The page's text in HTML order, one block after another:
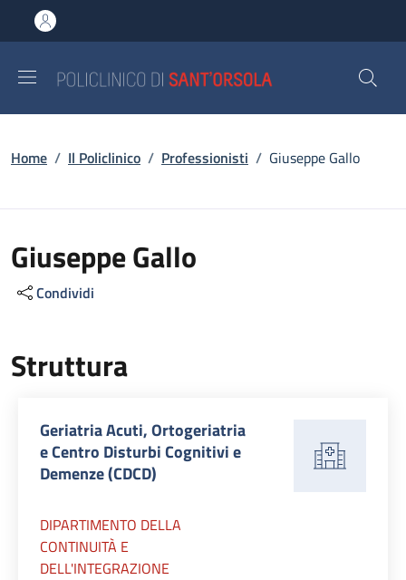
al contenuto principale
to footer content
Briciole di pane
Home / Il Policlinico / Professionisti / Giuseppe Gallo
Giuseppe Gallo
Condividi
Struttura
Geriatria Acuti, Ortogeriatria
e Centro Disturbi Cognitivi e
Demenze (CDCD)
DIPARTIMENTO DELLA
CONTINUITÀ E
DELL'INTEGRAZIONE